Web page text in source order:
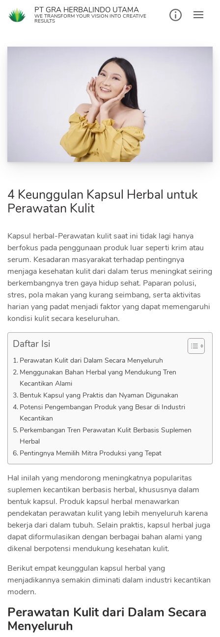
PT GRA HERBALINDO UTAMA
WE TRANSFORM YOUR VISION INTO CREATIVE
RESULTS
4 Keunggulan Kapsul Herbal untuk
Perawatan Kulit
Kapsul herbal-Perawatan kulit saat ini tidak lagi hanya
berfokus pada penggunaan produk luar seperti krim atau
serum. Kesadaran masyarakat terhadap pentingnya
menjaga kesehatan kulit dari dalam terus meningkat seiring
berkembangnya tren gaya hidup sehat. Paparan polusi,
stres, pola makan yang kurang seimbang, serta aktivitas
harian yang padat menjadi faktor yang dapat memengaruhi
kondisi kulit secara keseluruhan.
Daftar Isi
Perawatan Kulit dari Dalam Secara Menyeluruh
Menggunakan Bahan Herbal yang Mendukung Tren
Kecantikan Alami
Bentuk Kapsul yang Praktis dan Nyaman Digunakan
Potensi Pengembangan Produk yang Besar di Industri
Kecantikan
Perkembangan Tren Perawatan Kulit Berbasis Suplemen
Herbal
Pentingnya Memilih Mitra Produksi yang Tepat
Hal inilah yang mendorong meningkatnya popularitas
suplemen kecantikan berbasis herbal, khususnya dalam
bentuk kapsul. Produk kapsul herbal menawarkan
pendekatan perawatan kulit yang lebih menyeluruh karena
bekerja dari dalam tubuh. Selain praktis, kapsul herbal juga
dapat diformulasikan dengan berbagai bahan alami yang
dikenal berpotensi mendukung kesehatan kulit.
Berikut empat keunggulan kapsul herbal yang
menjadikannya semakin diminati dalam industri kecantikan
modern.
Perawatan Kulit dari Dalam Secara
Menyeluruh